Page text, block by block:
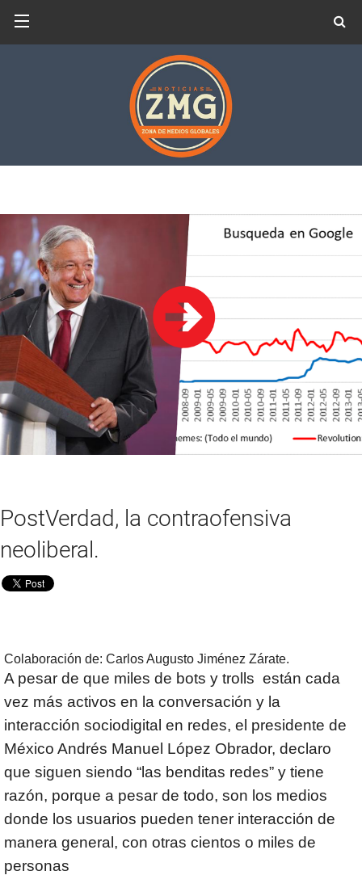
PostVerdad, la contraofensiva
neoliberal.
Colaboración de: Carlos Augusto Jiménez Zárate.
A pesar de que miles de bots y trolls están cada
vez más activos en la conversación y la
interacción sociodigital en redes, el presidente de
México Andrés Manuel López Obrador, declaro
que siguen siendo “las benditas redes” y tiene
razón, porque a pesar de todo, son los medios
donde los usuarios pueden tener interacción de
manera general, con otras cientos o miles de
personas